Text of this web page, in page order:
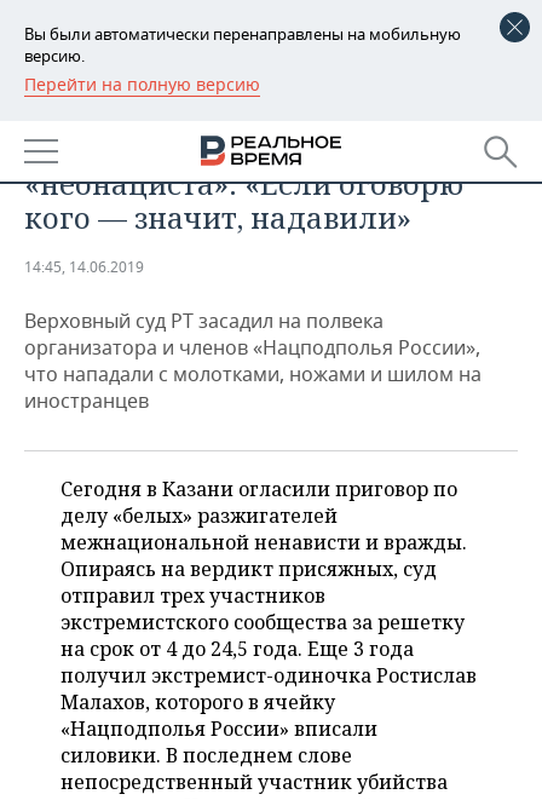
Вы были автоматически перенаправлены на мобильную
версию.
Перейти на полную версию
РЕГИОНЫ
БАШКОРТОСТАН
ТАТАРСТАН
НОВОСТИ
АНАЛИТИКА
ДЕКЛАРАЦИИ О ДОХОДАХ
КОРОЛИ ГОСЗАКАЗА ПФО
ВУЗЫ ТАТАРСТАНА
КОМУ ПРИНАДЛЕЖАТ
ТОРГОВЫЕ ЦЕНТРЫ
ТАТАРСТАНА
НОВОСТИ ЭКОНОМИКИ
ФИНАНСЫ
БАНКИ
БЮДЖЕТ
ИНВЕСТИЦИИ
ПРОМЫШЛЕННОСТЬ
НОВОСТИ
ПРОМЫШЛЕННОСТИ
МАШИНОСТРОЕНИЕ
НЕФТЕХИМИЯ
НЕФТЬ
ОПК
ЭНЕРГЕТИКА
НЕДВИЖИМОСТЬ
НОВОСТИ НЕДВИЖИМОСТИ
НОВОСТИ АВТО
БИЗНЕС
НОВОСТИ БИЗНЕСА
РОЗНИЧНАЯ ТОРГОВЛЯ
ТРАНСПОРТ
УСЛУГИ
ТЕХНОЛОГИИ
НОВОСТИ ТЕХНОЛОГИЙ
МЕДИА
ТЕЛЕКОММУНИКАЦИИ
МЕРОПРИЯТИЯ
НОВОСТИ МЕРОПРИЯТИЙ
ВЫЕЗДНАЯ РЕДАКЦИЯ
БИЗНЕС-БРАНЧИ
СПОРТ
НОВОСТИ СПОРТА
ФУТБОЛ
ОБЩЕСТВО
НОВОСТИ ОБЩЕСТВА
ФОТОГАЛЕРЕЯ
Последнее слово казанского
«неонациста»: «Если оговорю
кого — значит, надавили»
14:45, 14.06.2019
Верховный суд РТ засадил на полвека
организатора и членов «Нацподполья России»,
что нападали с молотками, ножами и шилом на
иностранцев
Сегодня в Казани огласили приговор по
делу «белых» разжигателей
межнациональной ненависти и вражды.
Опираясь на вердикт присяжных, суд
отправил трех участников
экстремистского сообщества за решетку
на срок от 4 до 24,5 года. Еще 3 года
получил экстремист-одиночка Ростислав
Малахов, которого в ячейку
«Нацподполья России» вписали
силовики. В последнем слове
непосредственный участник убийства